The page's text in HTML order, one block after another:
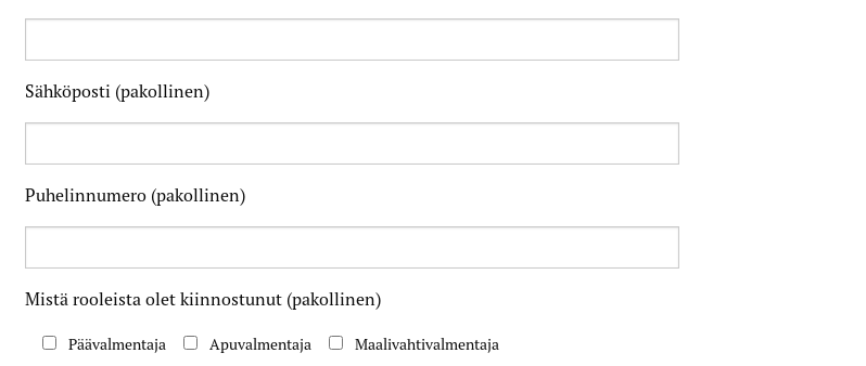
Sähköposti (pakollinen)
Puhelinnumero (pakollinen)
Mistä rooleista olet kiinnostunut (pakollinen)
Päävalmentaja Apuvalmentaja Maalivahtivalmentaja